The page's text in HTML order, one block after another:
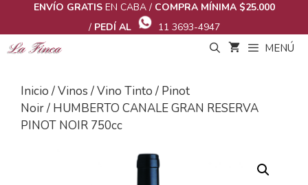
contenido
ENVÍO GRATIS EN CABA / COMPRA MÍNIMA $25.000
/ PEDÍ AL 11 3693-4947
MENÚ
Inicio/Vinos/Vino Tinto/ Pinot
Noir/ HUMBERTO CANALE GRAN RESERVA
PINOT NOIR 750cc